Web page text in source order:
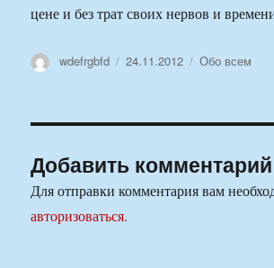
цене и без трат своих нервов и
Автор
wdefrgbfd Опубликовано
24.11.2012 Рубрики
Обо всем
Добавить комментарий
Для отправки комментария вам
авторизоваться.